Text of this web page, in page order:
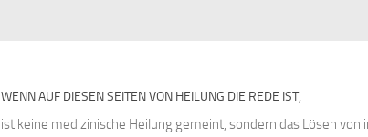
WENN AUF DIESEN SEITEN VON HEILUNG DIE REDE IST,
ist keine medizinische Heilung gemeint, sondern das Lösen von